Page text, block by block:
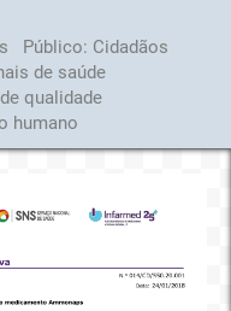
Público: Cidadãos
de saúde
qualidade
humano